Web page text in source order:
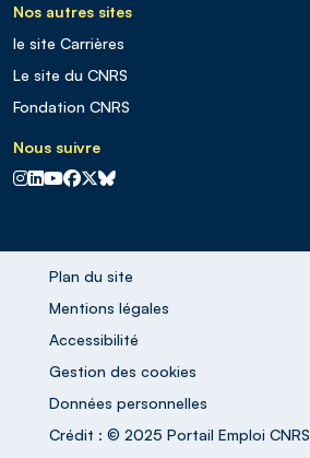
Nos autres sites
le site Carrières
Le site du CNRS
Fondation CNRS
Nous suivre
CNRS sur Instagram
CNRS sur Linkedin
CNRS sur Youtube
CNRS sur Facebook
CNRS sur X
CNRS sur Blus sky
Plan du site
Mentions légales
Accessibilité
Gestion des cookies
Données personnelles
Crédit : © 2025 Portail Emploi CNRS